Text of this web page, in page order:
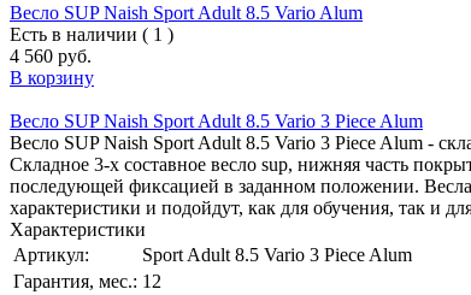
Весло SUP Naish Sport Adult 8.5 Vario Alum
Есть в наличии ( 1 )
4 560 руб.
В корзину
Весло SUP Naish Sport Adult 8.5 Vario 3 Piece Alum
Весло SUP Naish Sport Adult 8.5 Vario 3 Piece Alum -
Складное 3-х составное весло sup, нижняя часть
последующей фиксацией в заданном положении.
характеристики и подойдут, как для обучения, так и
Характеристики
Артикул:
Sport Adult 8.5 Vario 3 Piece Alum
Гарантия, мес.: 12